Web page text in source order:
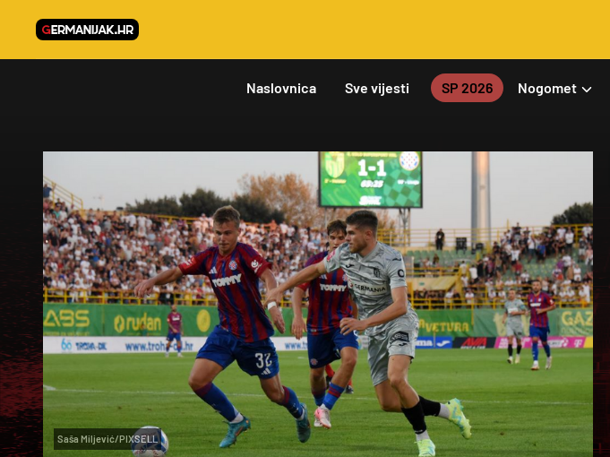
Naslovnica Sve vijesti SP 2026 Nogomet
Saša Miljević/PIXSELL